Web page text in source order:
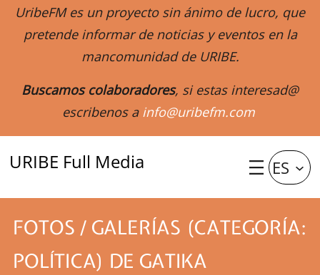
UribeFM es un proyecto sin ánimo de lucro, que
pretende informar de noticias y eventos en la
mancomunidad de URIBE.
Buscamos colaboradores, si estas interesad@
escribenos a info@uribefm.com
URIBE Full Media ES
FOTOS / GALERÍAS (CATEGORÍA:
POLÍTICA) DE GATIKA